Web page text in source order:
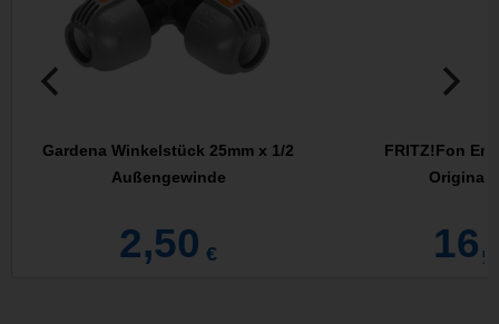
Gardena Winkelstück 25mm x 1/2
Außengewinde
2,50 €
FRITZ!Fon
Original-